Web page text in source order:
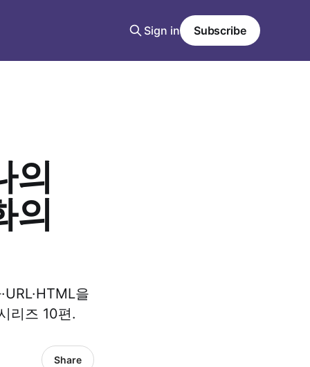
Sign in Subscribe
의
의
을
리즈 10편.
Share